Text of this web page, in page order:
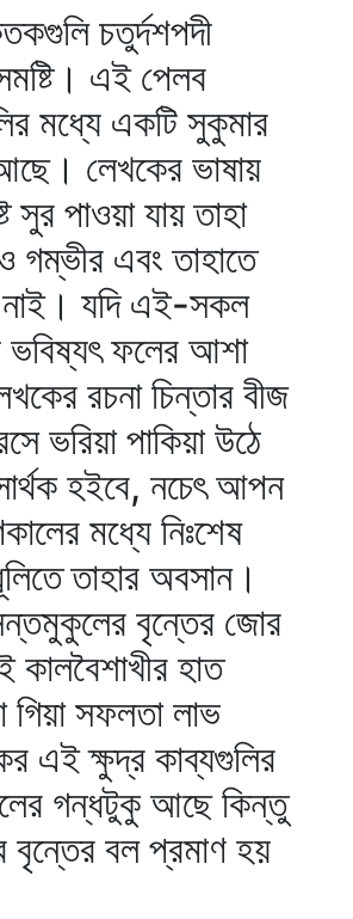
চতুর্দশপদী
এই পেলব
মধ্যে একটি সুকুমার
লেখকের ভাষায়
সুর পাওয়া যায় তাহা
এবং তাহাতে
নাই। যদি এই-সকল
ভবিষ্যৎ ফলের আশা
রচনা চিন্তার বীজ
ভরিয়া পাকিয়া উঠে
হইবে, নচেৎ আপন
মধ্যে নিঃশেষ
তাহার অবসান।
বৃন্তের জোর
কালবৈশাখীর হাত
গিয়া সফলতা লাভ
এই ক্ষুদ্র কাব্যগুলির
গন্ধটুকু আছে কিন্তু
বৃন্তের বল প্রমাণ হয়